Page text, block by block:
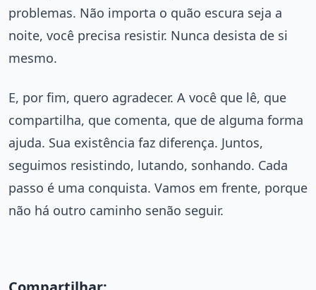
problemas. Não importa o quão escura seja a
noite, você precisa resistir. Nunca desista de si
mesmo.
E, por fim, quero agradecer. A você que lê, que
compartilha, que comenta, que de alguma forma
ajuda. Sua existência faz diferença. Juntos,
seguimos resistindo, lutando, sonhando. Cada
passo é uma conquista. Vamos em frente, porque
não há outro caminho senão seguir.